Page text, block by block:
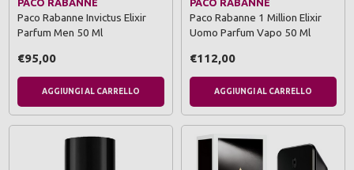
Paco Rabanne Invictus Elixir
Parfum Men 50 Ml
€95,00
AGGIUNGI AL CARRELLO
Paco Rabanne 1 Million Elixir
Uomo Parfum Vapo 50 Ml
€112,00
AGGIUNGI AL CARRELLO